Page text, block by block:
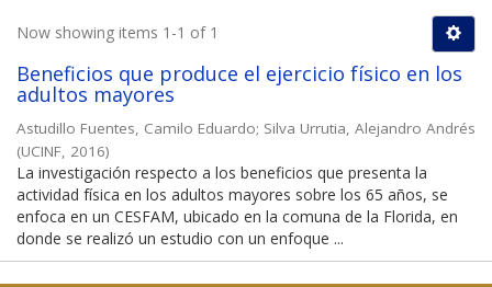
Now showing items 1-1 of 1
Beneficios que produce el ejercicio físico en los
adultos mayores
Astudillo Fuentes, Camilo Eduardo; Silva Urrutia, Alejandro Andrés
(UCINF, 2016)
La investigación respecto a los beneficios que presenta la
actividad física en los adultos mayores sobre los 65 años, se
enfoca en un CESFAM, ubicado en la comuna de la Florida, en
donde se realizó un estudio con un enfoque ...